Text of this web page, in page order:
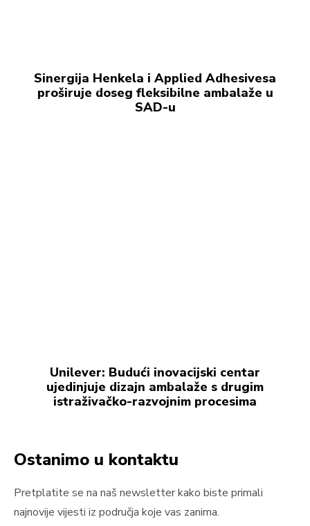
Sinergija Henkela i Applied Adhesivesa
proširuje doseg fleksibilne ambalaže u
SAD-u
Unilever: Budući inovacijski centar
ujedinjuje dizajn ambalaže s drugim
istraživačko-razvojnim procesima
Ostanimo u kontaktu
Pretplatite se na naš newsletter kako biste primali
najnovije vijesti iz područja koje vas zanima.